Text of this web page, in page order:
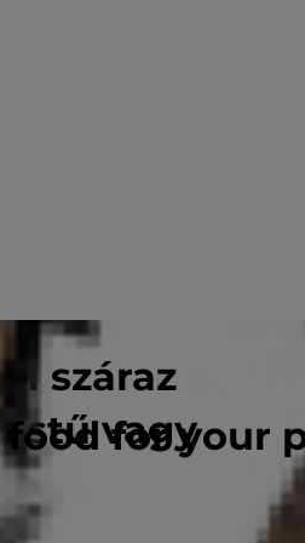
for your
száraz
vagy